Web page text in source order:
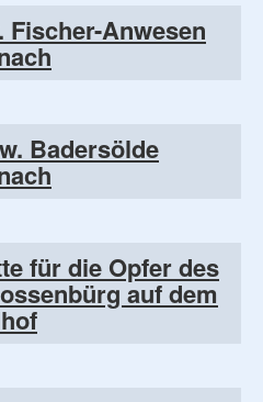
Fischer-Anwesen
Badersölde
für die Opfer des
auf dem